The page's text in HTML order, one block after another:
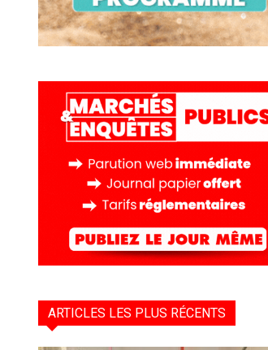
ARTICLES LES PLUS RÉCENTS